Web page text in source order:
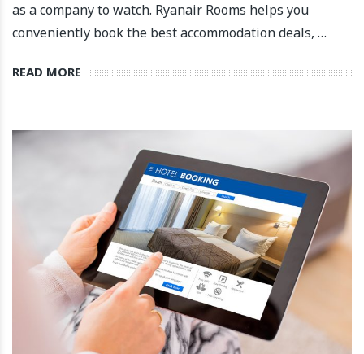
as a company to watch. Ryanair Rooms helps you
conveniently book the best accommodation deals, …
READ MORE